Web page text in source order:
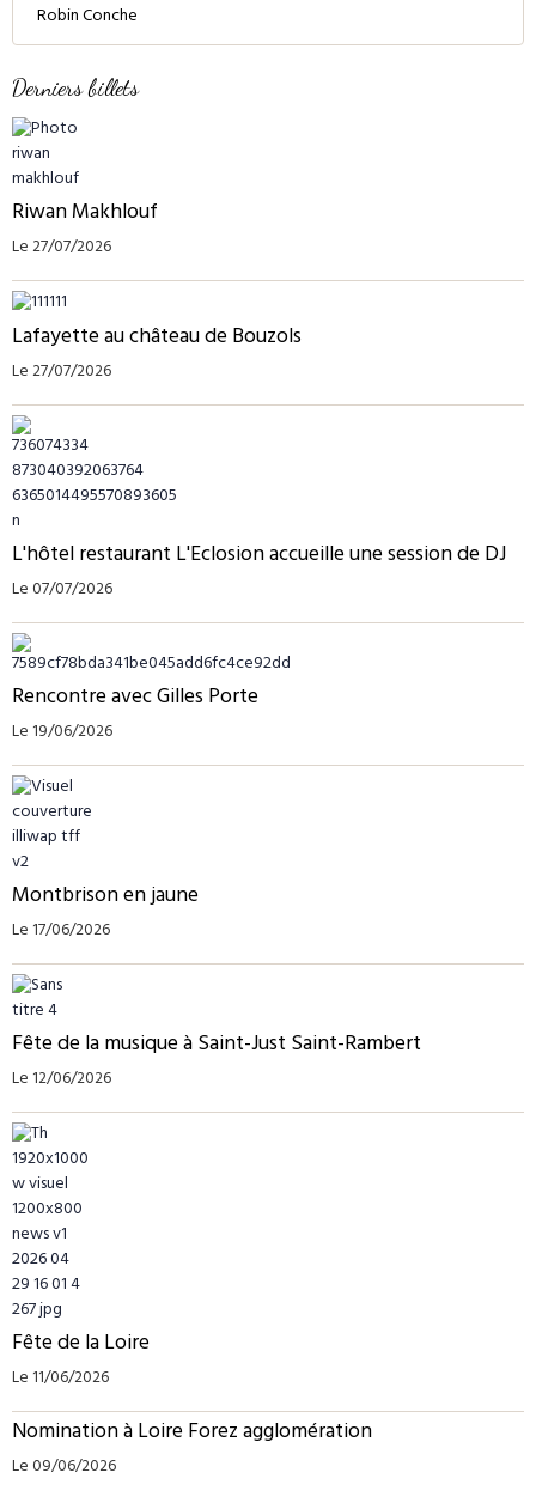
Robin Conche
Derniers billets
Riwan Makhlouf
Le 27/07/2026
Lafayette au château de Bouzols
Le 27/07/2026
L'hôtel restaurant L'Eclosion accueille une session de DJ
Le 07/07/2026
Rencontre avec Gilles Porte
Le 19/06/2026
Montbrison en jaune
Le 17/06/2026
Fête de la musique à Saint-Just Saint-Rambert
Le 12/06/2026
Fête de la Loire
Le 11/06/2026
Nomination à Loire Forez agglomération
Le 09/06/2026